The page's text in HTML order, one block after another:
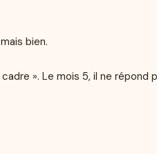
bien.
». Le mois 5, il ne répond